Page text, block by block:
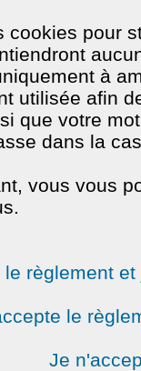
cookies pour
à
utilisée afin
que votre
dans la
vous vous
le règlement
le
Je